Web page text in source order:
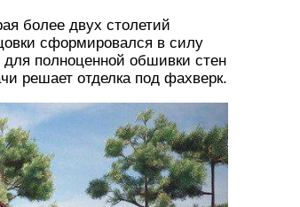
более двух столетий
сформировался в силу
для полноценной обшивки стен
решает отделка под фахверк.